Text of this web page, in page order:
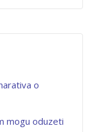
o
mogu oduzeti